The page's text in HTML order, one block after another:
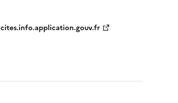
cites.info.application.gouv.fr